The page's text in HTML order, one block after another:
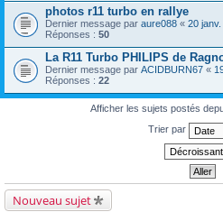
photos r11 turbo en rallye
Dernier message par aure088 « 20
Réponses : 50
La R11 Turbo PHILIPS de
Dernier message par ACIDBURN67 «
Réponses : 22
Afficher les sujets postés
Trier par
Nouveau sujet